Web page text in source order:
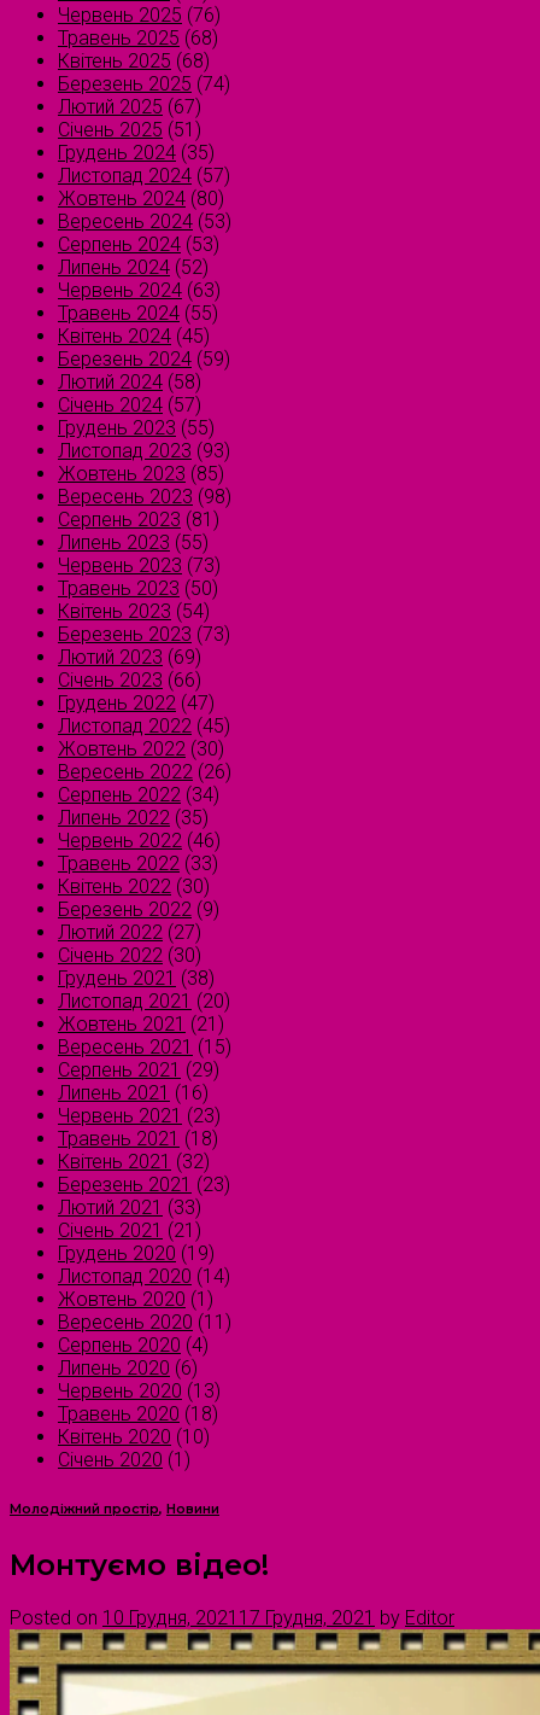
Червень 2025 (76)
Травень 2025 (68)
Квітень 2025 (68)
Березень 2025 (74)
Лютий 2025 (67)
Січень 2025 (51)
Грудень 2024 (35)
Листопад 2024 (57)
Жовтень 2024 (80)
Вересень 2024 (53)
Серпень 2024 (53)
Липень 2024 (52)
Червень 2024 (63)
Травень 2024 (55)
Квітень 2024 (45)
Березень 2024 (59)
Лютий 2024 (58)
Січень 2024 (57)
Грудень 2023 (55)
Листопад 2023 (93)
Жовтень 2023 (85)
Вересень 2023 (98)
Серпень 2023 (81)
Липень 2023 (55)
Червень 2023 (73)
Травень 2023 (50)
Квітень 2023 (54)
Березень 2023 (73)
Лютий 2023 (69)
Січень 2023 (66)
Грудень 2022 (47)
Листопад 2022 (45)
Жовтень 2022 (30)
Вересень 2022 (26)
Серпень 2022 (34)
Липень 2022 (35)
Червень 2022 (46)
Травень 2022 (33)
Квітень 2022 (30)
Березень 2022 (9)
Лютий 2022 (27)
Січень 2022 (30)
Грудень 2021 (38)
Листопад 2021 (20)
Жовтень 2021 (21)
Вересень 2021 (15)
Серпень 2021 (29)
Липень 2021 (16)
Червень 2021 (23)
Травень 2021 (18)
Квітень 2021 (32)
Березень 2021 (23)
Лютий 2021 (33)
Січень 2021 (21)
Грудень 2020 (19)
Листопад 2020 (14)
Жовтень 2020 (1)
Вересень 2020 (11)
Серпень 2020 (4)
Липень 2020 (6)
Червень 2020 (13)
Травень 2020 (18)
Квітень 2020 (10)
Січень 2020 (1)
Молодіжний простір, Новини
Монтуємо відео!
Posted on 10 Грудня, 2021 17 Грудня, 2021 by Editor